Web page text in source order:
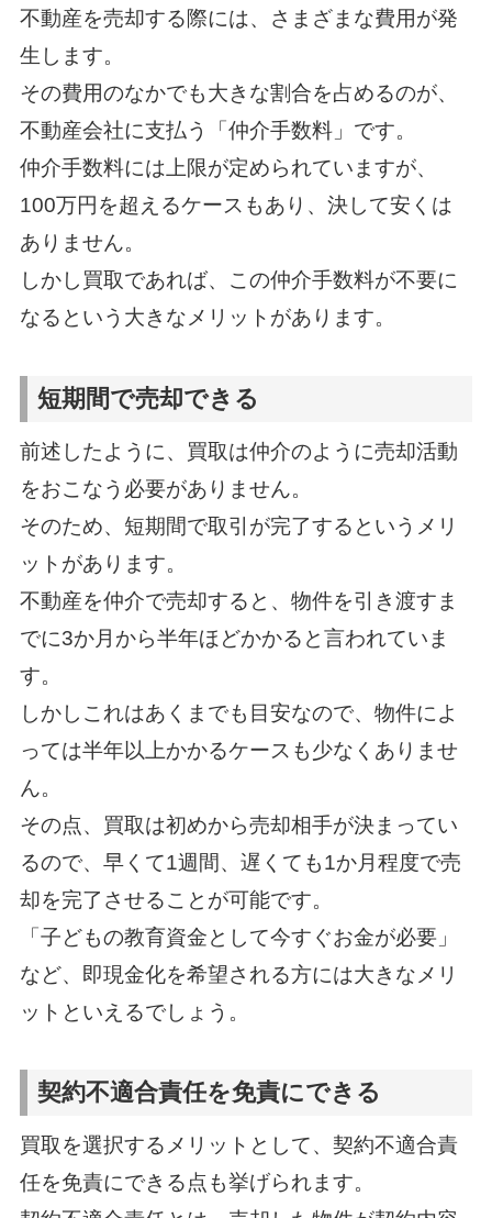
不動産を売却する際には、さまざまな費用が発
生します。
その費用のなかでも大きな割合を占めるのが、
不動産会社に支払う「仲介手数料」です。
仲介手数料には上限が定められていますが、
100万円を超えるケースもあり、決して安くは
ありません。
しかし買取であれば、この仲介手数料が不要に
なるという大きなメリットがあります。
短期間で売却できる
前述したように、買取は仲介のように売却活動
をおこなう必要がありません。
そのため、短期間で取引が完了するというメリ
ットがあります。
不動産を仲介で売却すると、物件を引き渡すま
でに3か月から半年ほどかかると言われていま
す。
しかしこれはあくまでも目安なので、物件によ
っては半年以上かかるケースも少なくありませ
ん。
その点、買取は初めから売却相手が決まってい
るので、早くて1週間、遅くても1か月程度で売
却を完了させることが可能です。
「子どもの教育資金として今すぐお金が必要」
など、即現金化を希望される方には大きなメリ
ットといえるでしょう。
契約不適合責任を免責にできる
買取を選択するメリットとして、契約不適合責
任を免責にできる点も挙げられます。